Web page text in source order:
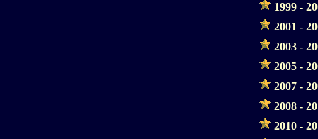
1999 -
2001 -
2003 -
2005 -
2007 -
2008 -
2010 -